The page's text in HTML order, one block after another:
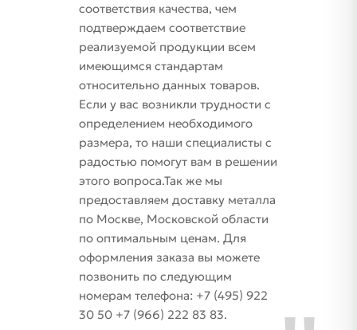
соответствия качества, чем
подтверждаем соответствие
реализуемой продукции всем
имеющимся стандартам
относительно данных товаров.
Если у вас возникли трудности с
определением необходимого
размера, то наши специалисты с
радостью помогут вам в решении
этого вопроса.Так же мы
предоставляем доставку металла
по Москве, Московской области
по оптимальным ценам. Для
оформления заказа вы можете
позвонить по следующим
номерам телефона: +7 (495) 922
30 50 +7 (966) 222 83 83.